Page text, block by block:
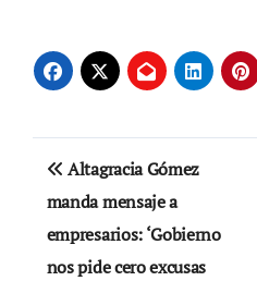
Navegación
de
entradas
Altagracia Gómez
manda mensaje a
empresarios: ‘Gobierno
nos pide cero excusas